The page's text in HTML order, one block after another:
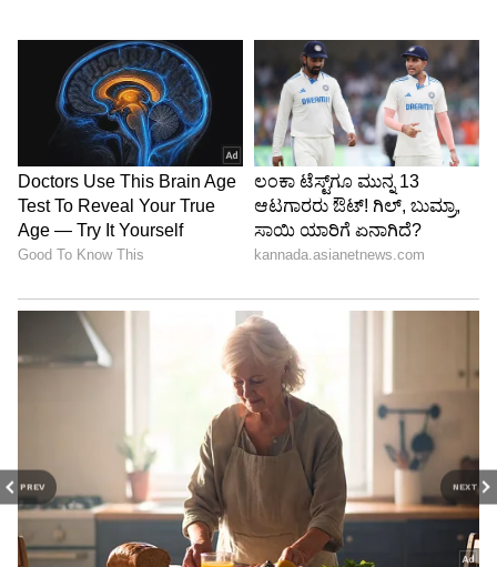
PREV NEXT